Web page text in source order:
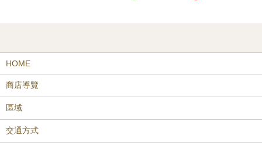
HOME
商店導覽
區域
交通方式